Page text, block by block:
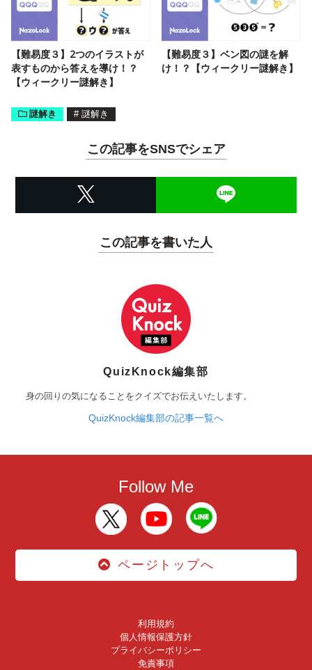
【難易度３】2つのイラストが
表すものから答えを導け！？
【ウィークリー謎解き】
【難易度３】ベン図の謎を解
け！？【ウィークリー謎解き】
謎解き # 謎解き
この記事をSNSでシェア
この記事を書いた人
QuizKnock編集部
身の回りの気になることをクイズでお伝えいたします。
QuizKnock編集部の記事一覧へ
Follow Me
ページトップへ
利用規約
個人情報保護方針
プライバシーポリシー
免責事項